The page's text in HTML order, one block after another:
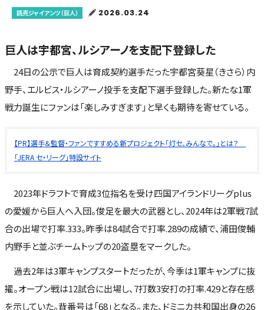
読売ジャイアンツ（巨人） 2026.03.24
巨人は宇都宮、ルシアーノを支配下登録した
24日の公示で巨人は育成契約選手だった宇都宮葵星（きさら）内
野手、エルビス・ルシアーノ投手を支配下選手登録した。新たな1軍
戦力誕生にファンは「楽しみすぎます」と早くも期待を寄せている。
【PR】選手＆監督・ファンですすめる新プロジェクト「灯セ、みんなで。」とは？
「JERA セ・リーグ」特設サイト
2023年ドラフトで育成3位指名を受け四国アイランドリーグplus
の愛媛から巨人へ入団。俊足を最大の武器とし、2024年は2軍戦7試
合の出場で打率.333。昨季は84試合で打率.289の成績で、浦田俊輔
内野手と並ぶチームトップの20盗塁をマークした。
過去2年は3軍キャンプスタートだったが、今季は1軍キャンプに抜
擢。オープン戦は12試合に出場し、7打数3安打の打率.429と存在感
を示していた。背番号は「68」となる。また、ドミニカ共和国出身の26